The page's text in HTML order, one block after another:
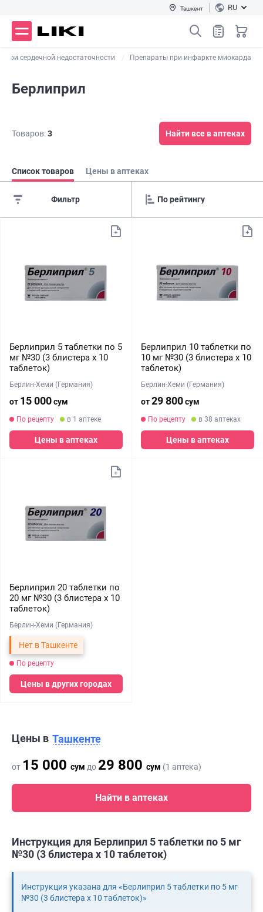
Ташкент RU
при сердечной недостаточности Препараты при инфаркте миокарда
Берлиприл
Товаров:3 Найти все в аптеках
Список товаров Цены в аптеках
Фильтр
Берлиприл 5 таблетки по 5
мг №30 (3 блистера х 10
таблеток)
Берлин-Хеми (Германия)
от 15 000сум
По рецепту в 1 аптеке
Цены в аптеках
Берлиприл 10 таблетки по
10 мг №30 (3 блистера х 10
таблеток)
Берлин-Хеми (Германия)
от29 800сум
По рецепту в 38 аптеках
Цены в аптеках
Берлиприл 20 таблетки по
20 мг №30 (3 блистера х 10
таблеток)
Берлин-Хеми (Германия)
Нет в Ташкенте
По рецепту
Цены в других городах
Цены в Ташкенте
от 15 000 сум до 29 800 сум (1 аптека)
Найти в аптеках
Инструкция для Берлиприл 5 таблетки по 5 мг
№30 (3 блистера х 10 таблеток)
Инструкция указана для «Берлиприл 5 таблетки по 5 мг
№30 (3 блистера х 10 таблеток)»